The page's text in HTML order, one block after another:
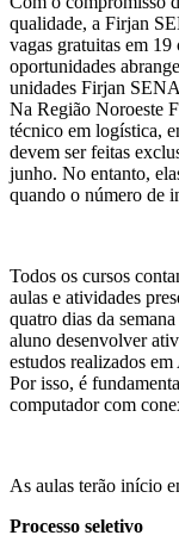
qualidade, a Firjan
vagas gratuitas em
oportunidades
unidades Firjan
Na Região Noroeste
técnico em logística,
devem ser feitas
junho. No entanto,
quando o número de
Todos os cursos
aulas e atividades
quatro dias da
aluno desenvolver
estudos realizados
Por isso, é
computador com
As aulas terão início
Processo seletivo